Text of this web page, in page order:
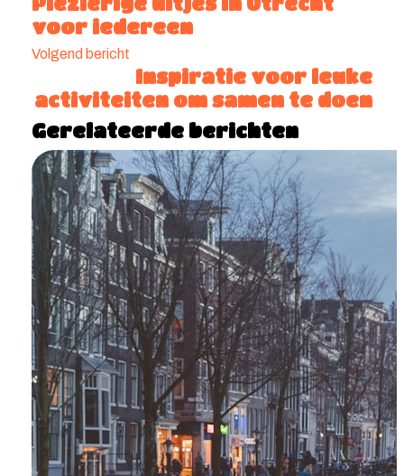
voor iedereen
Volgend bericht
Inspiratie voor leuke
activiteiten om samen te doen
Gerelateerde berichten